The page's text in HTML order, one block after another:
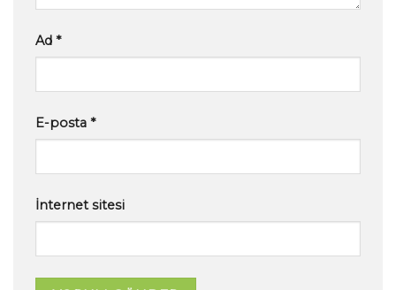
Ad *
E-posta *
İnternet sitesi